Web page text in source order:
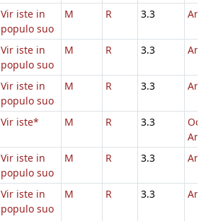
Vir iste in
populo suo
M R 3.3
Vir iste in
populo suo
M R 3.3
Vir iste in
populo suo
M R 3.3
Vir iste* M R 3.3
Vir iste in
populo suo
M R 3.3
Vir iste in
populo suo
M R 3.3